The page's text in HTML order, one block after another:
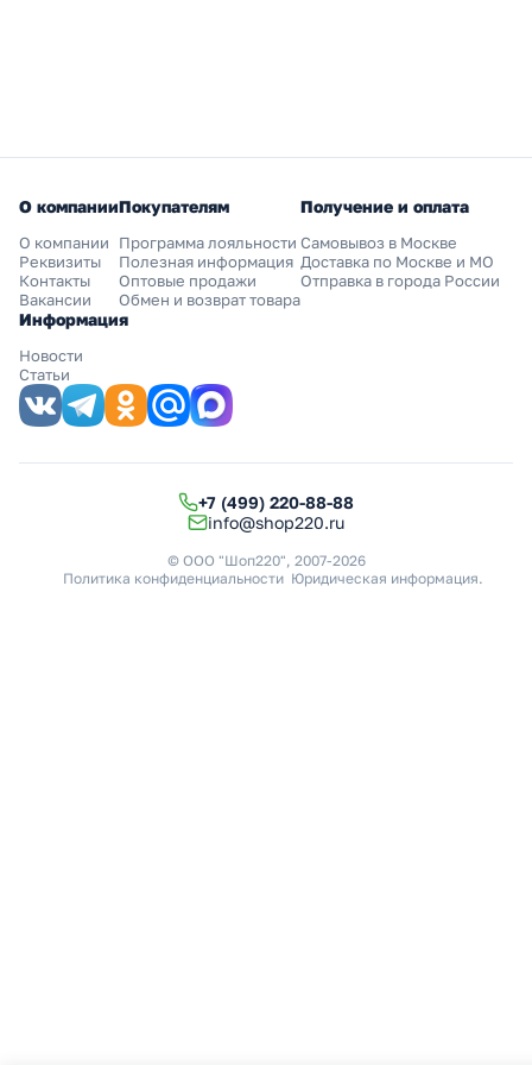
О компании
О компании
Реквизиты
Контакты
Вакансии
Покупателям
Программа лояльности
Полезная информация
Оптовые продажи
Обмен и возврат товара
Получение и оплата
Самовывоз в Москве
Доставка по Москве и МО
Отправка в города России
Информация
Новости
Статьи
+7 (499) 220-88-88
info@shop220.ru
© ООО "Шоп220", 2007-2026
Политика конфиденциальности Юридическая информация.